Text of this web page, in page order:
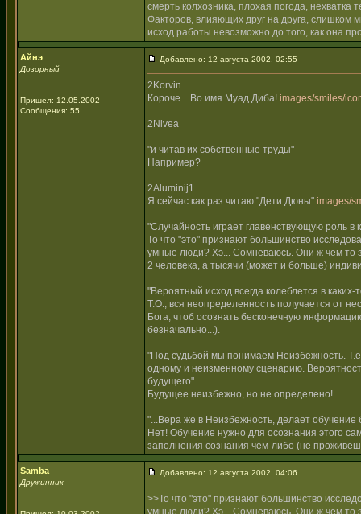
смерть колхозника, плохая погода, нехватка
Факторов, влияющих друг на друга, слишком
исход работы невозможно до того, как она
Айнэ
Дозорный
Пришел: 12.05.2002
Сообщения: 55
Добавлено: 12 августа 2002, 02:55
2Korvin
Короче... Во имя Муад Диба! images/smiles/
2Nivea
"и читав их собственные труды"
Например?
2Aluminij1
Я сейчас как раз читаю "Дети Дюны" images/
"Случайность играет главенствующую роль
То что "это" признают большинство
умные люди? Хэ... Сомневаюсь. Они ж чем то
2 человека, а тысячи (может и больше)
"Вероятный исход всегда колеблется в
Т.О., вся неопределенность получается от
Бога, чтоб осознать бесконечную
безначально...).
"Под судьбой мы понимаем Неизбежность.
одному и неизменному сценарию.
будущего"
Будущее неизбежно, но не определено!
"...Вера же в Неизбежность, делает обучение
Нет! Обучение нужно для осознания этого
заполнения сознания чем-либо (не
Samba
Дружинник
Добавлено: 12 августа 2002, 04:06
>>То что "это" признают большинство
умные люди? Хэ... Сомневаюсь. Они ж чем то